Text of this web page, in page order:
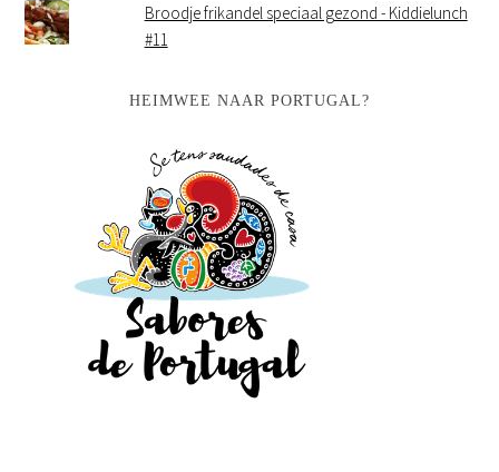
Broodje frikandel speciaal gezond - Kiddielunch
#11
HEIMWEE NAAR PORTUGAL?